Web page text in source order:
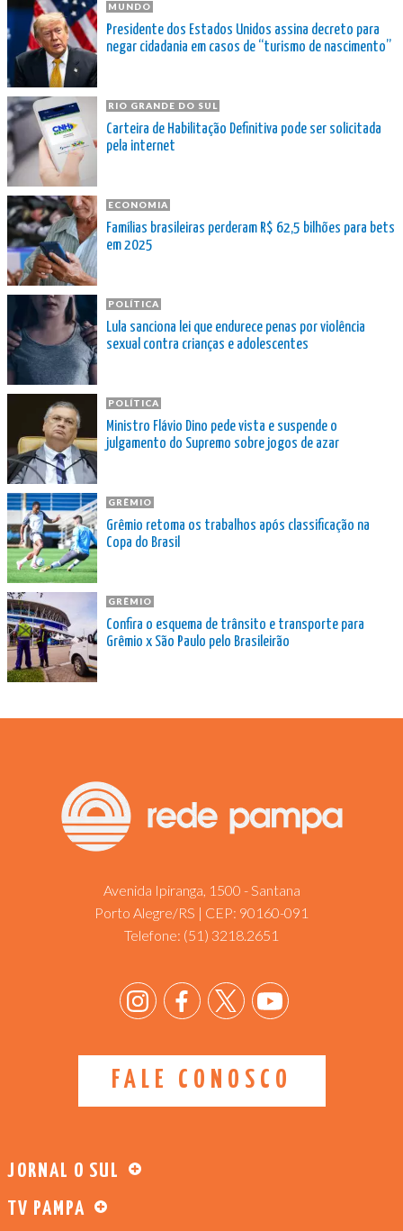
MUNDO
Presidente dos Estados Unidos assina decreto para
negar cidadania em casos de “turismo de nascimento”
RIO GRANDE DO SUL
Carteira de Habilitação Definitiva pode ser solicitada
pela internet
ECONOMIA
Famílias brasileiras perderam R$ 62,5 bilhões para bets
em 2025
POLÍTICA
Lula sanciona lei que endurece penas por violência
sexual contra crianças e adolescentes
POLÍTICA
Ministro Flávio Dino pede vista e suspende o
julgamento do Supremo sobre jogos de azar
GRÊMIO
Grêmio retoma os trabalhos após classificação na
Copa do Brasil
GRÊMIO
Confira o esquema de trânsito e transporte para
Grêmio x São Paulo pelo Brasileirão
Avenida Ipiranga, 1500 - Santana
Porto Alegre/RS | CEP: 90160-091
Telefone: (51) 3218.2651
FALE CONOSCO
JORNAL O SUL
TV PAMPA